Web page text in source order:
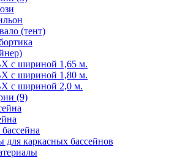
(тент)
с шириной 1,65 м.
с шириной 1,80 м.
с шириной 2,0 м.
(9)
для каркасных бассейнов